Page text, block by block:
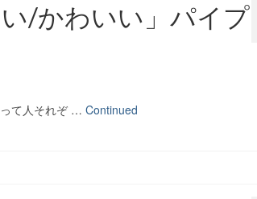
/かわいい」パイプ
て人それぞ … Continued